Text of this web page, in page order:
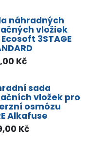
náhradných
vložiek
3STAGE
Kč
sada
vložek pro
osmózu
Alkafuse
Kč